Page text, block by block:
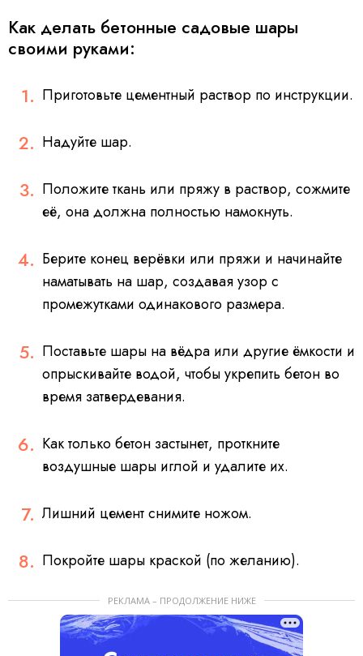
Как делать бетонные садовые шары
своими руками:
Приготовьте цементный раствор по инструкции.
Надуйте шар.
Положите ткань или пряжу в раствор, сожмите
её, она должна полностью намокнуть.
Берите конец верёвки или пряжи и начинайте
наматывать на шар, создавая узор с
промежутками одинакового размера.
Поставьте шары на вёдра или другие ёмкости и
опрыскивайте водой, чтобы укрепить бетон во
время затвердевания.
Как только бетон застынет, проткните
воздушные шары иглой и удалите их.
Лишний цемент снимите ножом.
Покройте шары краской (по желанию).
РЕКЛАМА – ПРОДОЛЖЕНИЕ НИЖЕ